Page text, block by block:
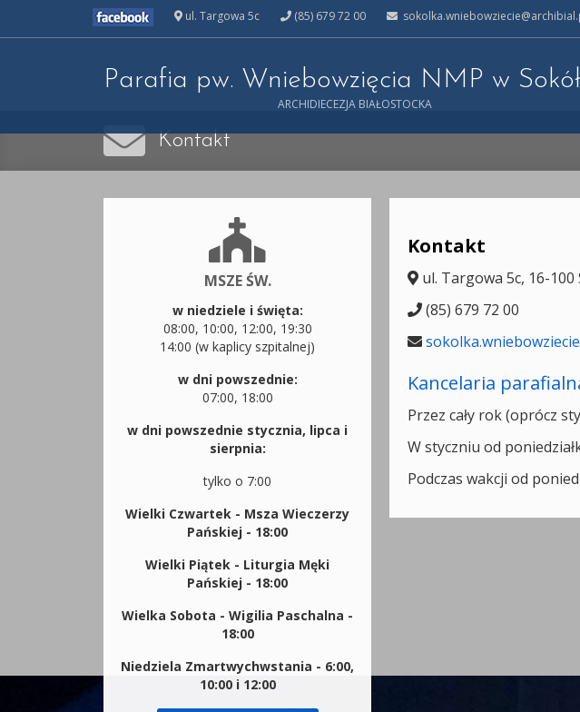
ul. Targowa 5c (85) 679 72 00
Parafia pw. Wniebowzięcia NMP w
ARCHIDIECEZJA BIAŁOSTOCKA
Kontakt
MSZE ŚW.
w niedziele i święta:
08:00, 10:00, 12:00, 19:30
14:00 (w kaplicy szpitalnej)
w dni powszednie:
07:00, 18:00
w dni powszednie stycznia, lipca i
sierpnia:
tylko o 7:00
Wielki Czwartek - Msza Wieczerzy
Pańskiej - 18:00
Wielki Piątek - Liturgia Męki
Pańskiej - 18:00
Wielka Sobota - Wigilia Paschalna -
18:00
Niedziela Zmartwychwstania - 6:00,
10:00 i 12:00
Kontakt
ul. Targowa 5c, 16-100
(85) 679 72 00
Kancelaria
Przez cały rok (oprócz
W styczniu od
Podczas wakcji od